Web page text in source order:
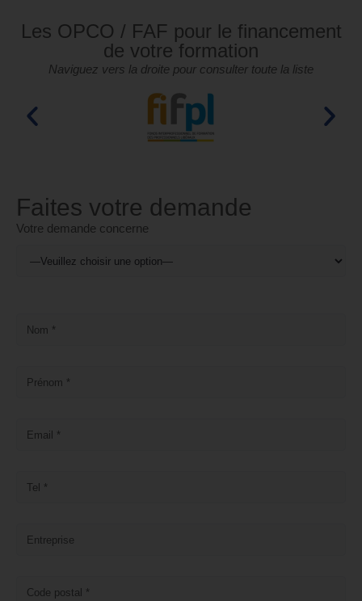
Les OPCO / FAF pour le financement
de votre formation
Naviguez vers la droite pour consulter toute la liste
Faites votre demande
Votre demande concerne